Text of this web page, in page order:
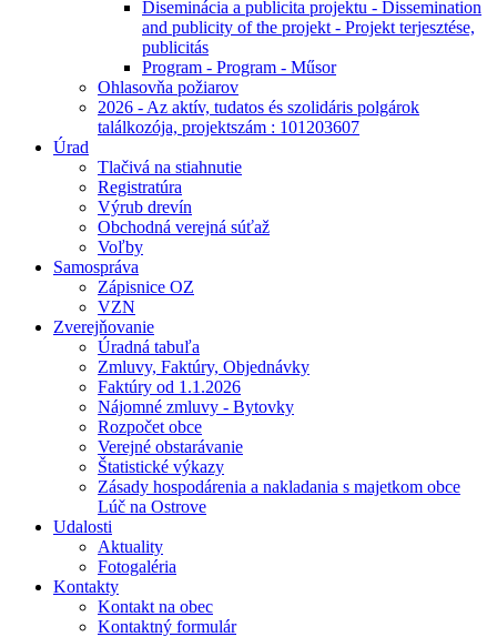
Diseminácia a publicita projektu - Dissemination
and publicity of the projekt - Projekt terjesztése,
publicitás
Program - Program - Műsor
Ohlasovňa požiarov
2026 - Az aktív, tudatos és szolidáris polgárok
találkozója, projektszám : 101203607
Úrad
Tlačivá na stiahnutie
Registratúra
Výrub drevín
Obchodná verejná súťaž
Voľby
Samospráva
Zápisnice OZ
VZN
Zverejňovanie
Úradná tabuľa
Zmluvy, Faktúry, Objednávky
Faktúry od 1.1.2026
Nájomné zmluvy - Bytovky
Rozpočet obce
Verejné obstarávanie
Štatistické výkazy
Zásady hospodárenia a nakladania s majetkom obce
Lúč na Ostrove
Udalosti
Aktuality
Fotogaléria
Kontakty
Kontakt na obec
Kontaktný formulár